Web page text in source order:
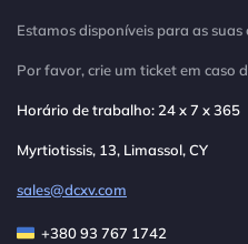
Estamos disponíveis para as
Por favor, crie um ticket em caso
Horário de trabalho: 24 x 7 x 365
Myrtiotissis, 13, Limassol, CY
sales@dcxv.com
+380 93 767 1742